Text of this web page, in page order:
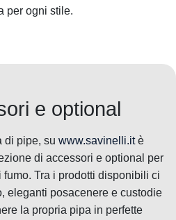
per ogni stile.
e optional
di pipe, su www.savinelli.itè
di accessori e optional per
Tra i prodotti disponibili ci
eleganti posacenere e custodie
la propria pipa in perfette